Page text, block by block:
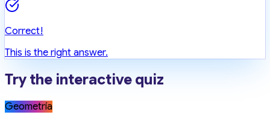
Correct!
This is the right answer.
Try the interactive quiz
Geometría